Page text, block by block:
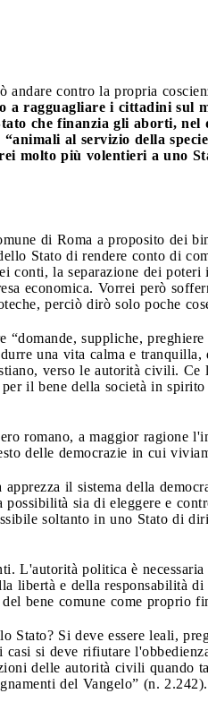
contro la propria
a ragguagliare i cittadini sul
che finanzia gli aborti, nel
al servizio della
molto più volentieri a uno
di Roma a proposito dei
Stato di rendere conto di
conti, la separazione dei
economica. Vorrei però
perciò dirò solo poche
“domande, suppliche,
una vita calma e
verso le autorità civili. Ce
il bene della società in
romano, a maggior ragione
delle democrazie in cui
il sistema della
sia di eleggere e
soltanto in uno Stato di
L'autorità politica è
libertà e della responsabilità
bene comune come proprio
Stato? Si deve essere leali,
si deve rifiutare
delle autorità civili quando
del Vangelo” (n. 2.242).